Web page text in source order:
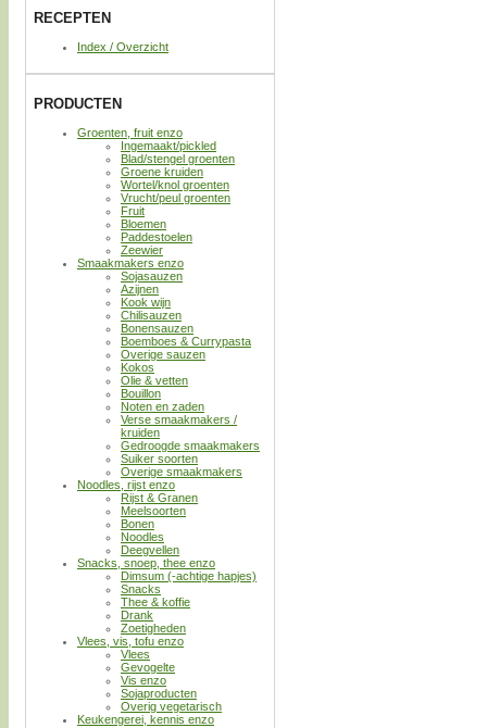
RECEPTEN
Index / Overzicht
PRODUCTEN
Groenten, fruit enzo
Ingemaakt/pickled
Blad/stengel groenten
Groene kruiden
Wortel/knol groenten
Vrucht/peul groenten
Fruit
Bloemen
Paddestoelen
Zeewier
Smaakmakers enzo
Sojasauzen
Azijnen
Kook wijn
Chilisauzen
Bonensauzen
Boemboes & Currypasta
Overige sauzen
Kokos
Olie & vetten
Bouillon
Noten en zaden
Verse smaakmakers /
kruiden
Gedroogde smaakmakers
Suiker soorten
Overige smaakmakers
Noodles, rijst enzo
Rijst & Granen
Meelsoorten
Bonen
Noodles
Deegvellen
Snacks, snoep, thee enzo
Dimsum (-achtige hapjes)
Snacks
Thee & koffie
Drank
Zoetigheden
Vlees, vis, tofu enzo
Vlees
Gevogelte
Vis enzo
Sojaproducten
Overig vegetarisch
Keukengerei, kennis enzo